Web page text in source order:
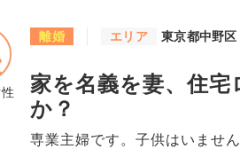
移動
動的に銀行へ通知されることは基
土地の名義は私の実母です。 この場合でも私と子供達が住み続けられる方法
離婚 エリア 東京都中野区
家を名義を妻、住
か？
専業主婦です。子供はいませ